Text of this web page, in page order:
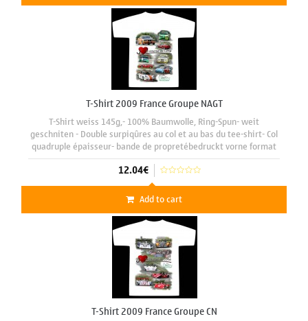
T-Shirt 2009 France Groupe NAGT
T-Shirt weiss 145g,- 100% Baumwolle, Ring-Spun- weit
geschniten - Double surpiqûres au col et au bas du tee-shirt- Col
quadruple épaisseur- bande de propretébedruckt vorne format
A3 29 x 42 cm mit motiv "T-Shirt 2009 France Groupe NAGT"
12.04€
Add to cart
T-Shirt 2009 France Groupe CN